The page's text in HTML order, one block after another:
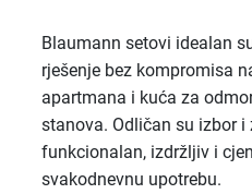
Blaumann setovi idealan
rješenje bez kompromisa
apartmana i kuća za
stanova. Odličan su izbor
funkcionalan, izdržljiv i
svakodnevnu upotrebu.